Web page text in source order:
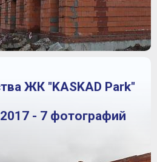
ЖК "KASKAD Park"
- 7 фотографий